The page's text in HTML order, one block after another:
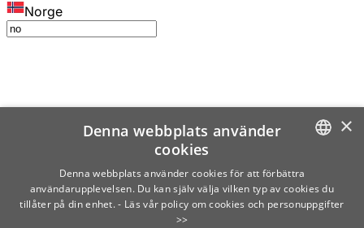
Norge
SWEDISH
×
Denna webbplats använder
cookies
Denna webbplats använder cookies för att förbättra
användarupplevelsen. Du kan själv välja vilken typ av cookies du
tillåter på din enhet. - Läs vår policy om cookies och personuppgifter
>>